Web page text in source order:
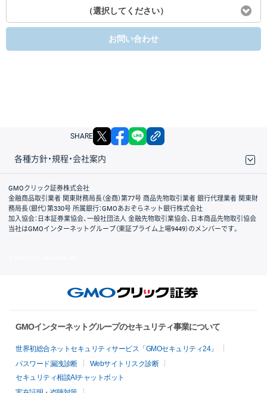
（選択してください）
お問い合わせ
SHARE X facebook
各種方針・規程・会社案内
取引規程・約款
サイトマップ
その他のご案内
個人情報保護方針
最良執行方針
サイトのご利用について
ディスクレイマー
信託保全
リスク説明
会社案内
GMOクリック証券株式会社
金融商品取引業者 関東財務局長（金商）第77号 商品先物取引業者 銀行代理業者 関東財
務局長（銀代）第330号 所属銀行：GMOあおぞらネット銀行株式会社
加入協会：日本証券業協会、一般社団法人 金融先物取引業協会、日本商品先物取引協会
当社はGMOインターネットグループ（東証プライム上場9449）のメンバーです。
GMOインターネットグループのセキュリティ事業について
世界初総合ネットセキュリティサービス「GMOセキュリティ24」
パスワード漏洩診断
Webサイトリスク診断
セキュリティ相談AIチャットボット